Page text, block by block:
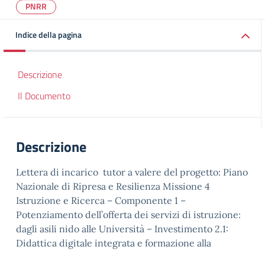
PNRR
Indice della pagina
Descrizione
Il Documento
Descrizione
Lettera di incarico tutor a valere del progetto: Piano
Nazionale di Ripresa e Resilienza Missione 4
Istruzione e Ricerca – Componente 1 –
Potenziamento dell’offerta dei servizi di istruzione:
dagli asili nido alle Università – Investimento 2.1:
Didattica digitale integrata e formazione alla